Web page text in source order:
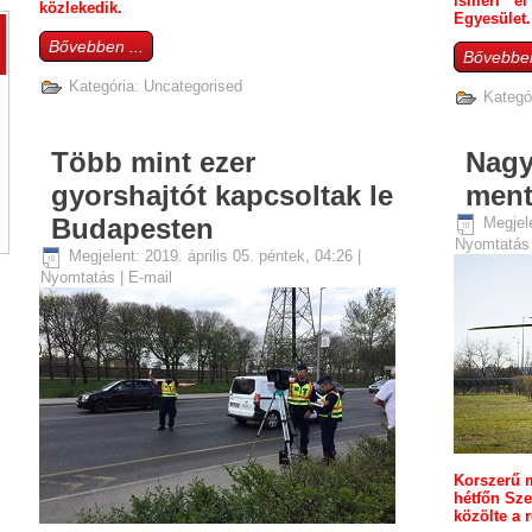
közlekedik.
Bővebben ...
Kategória: Uncategorised
Egyesület.
Több mint ezer
gyorshajtót kapcsoltak le
Budapesten
Megjelent: 2019. április 05. péntek, 04:26|
Nyomtatás
E-mail
Korszerű
hétfőn
közölte a